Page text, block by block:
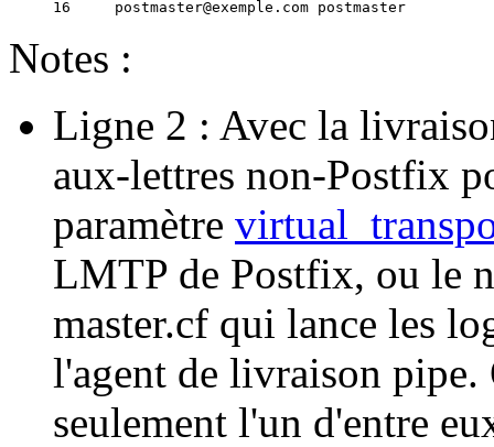
Notes :
Ligne 2 : Avec la
aux-lettres non-Postfix
paramètre
LMTP de Postfix, ou le
master.cf qui lance les
l'agent de livraison pipe.
seulement l'un d'entre